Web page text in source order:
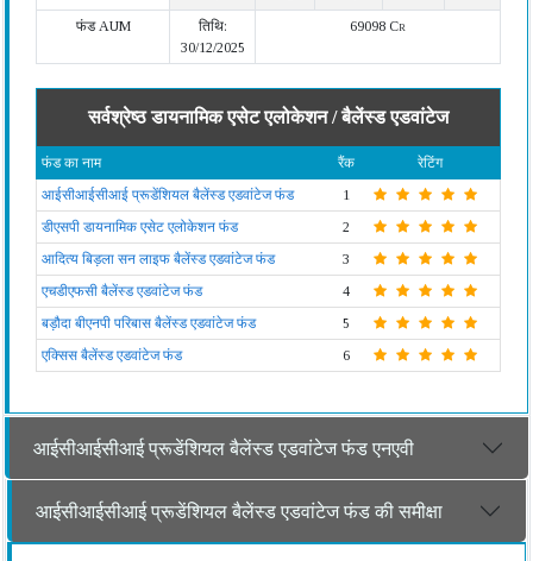
फंड AUM
तिथि:
30/12/2025
69098 Cr
सर्वश्रेष्ठ डायनामिक एसेट एलोकेशन / बैलेंस्ड एडवांटेज
फंड का नाम रैंक
रेटिंग
आईसीआईसीआई प्रूडेंशियल बैलेंस्ड एडवांटेज फंड
1
डीएसपी डायनामिक एसेट एलोकेशन फंड
2
आदित्य बिड़ला सन लाइफ बैलेंस्ड एडवांटेज फंड
3
एचडीएफसी बैलेंस्ड एडवांटेज फंड
4
बड़ौदा बीएनपी परिबास बैलेंस्ड एडवांटेज फंड
5
एक्सिस बैलेंस्ड एडवांटेज फंड
6
आईसीआईसीआई प्रूडेंशियल बैलेंस्ड एडवांटेज फंड एनएवी
आईसीआईसीआई प्रूडेंशियल बैलेंस्ड एडवांटेज फंड की समीक्षा